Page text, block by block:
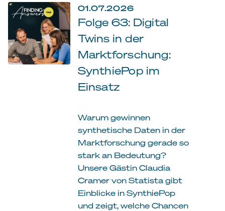
01.07.2026
Folge 63: Digital
Twins in der
Marktforschung:
SynthiePop im
Einsatz
Warum gewinnen
synthetische Daten in der
Marktforschung gerade so
stark an Bedeutung?
Unsere Gästin Claudia
Cramer von Statista gibt
Einblicke in SynthiePop
und zeigt, welche Chancen